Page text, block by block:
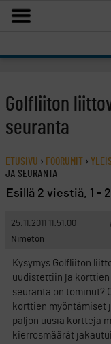
Golfliiton
seuranta
ETUSIVU › FOORUMIT ›
JA SEURANTA
Esillä 2 viestiä, 1 -
25.11.2011 11:51:00
Nimetön
Kysymys Golfliiton
uudistettiin ja
seuranta on tominut?
korttien myöntämiset
paljon uusia kortteja
kierrosmäärät